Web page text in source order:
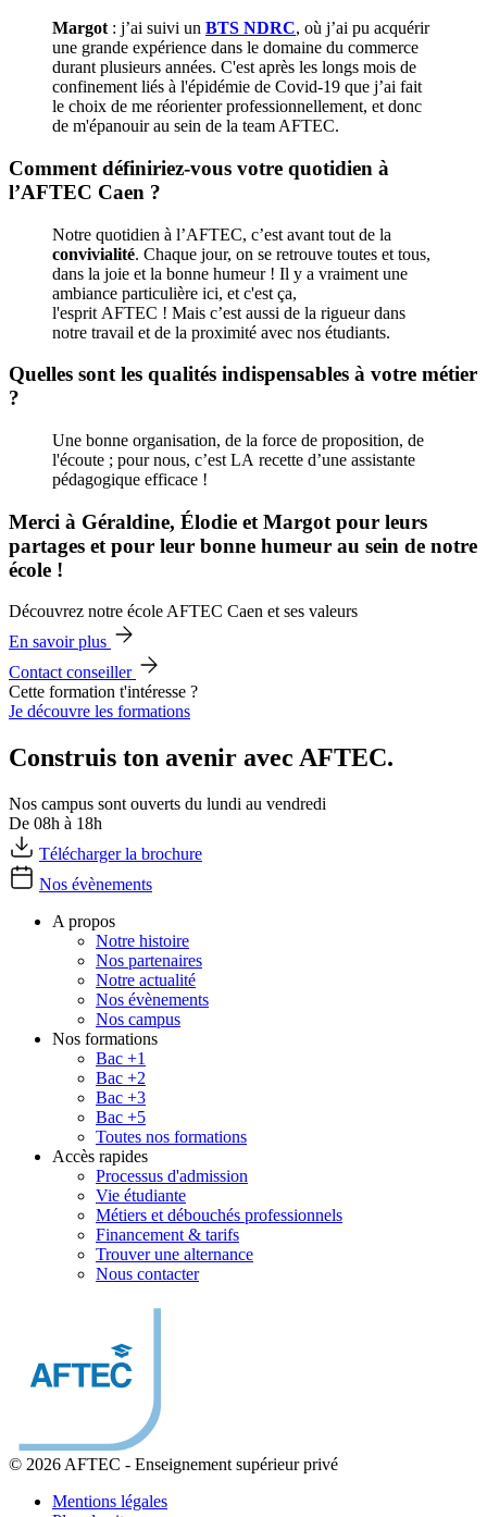
Margot : j’ai suivi un BTS NDRC, où j’ai pu acquérir
une grande expérience dans le domaine du commerce
durant plusieurs années. C'est après les longs mois de
confinement liés à l'épidémie de Covid-19 que j’ai fait
le choix de me réorienter professionnellement, et donc
de m'épanouir au sein de la team AFTEC.
Comment définiriez-vous votre quotidien à
l’AFTEC Caen ?
Notre quotidien à l’AFTEC, c’est avant tout de la
convivialité. Chaque jour, on se retrouve toutes et tous,
dans la joie et la bonne humeur ! Il y a vraiment une
ambiance particulière ici, et c'est ça,
l'esprit AFTEC ! Mais c’est aussi de la rigueur dans
notre travail et de la proximité avec nos étudiants.
Quelles sont les qualités indispensables à votre métier
?
Une bonne organisation, de la force de proposition, de
l'écoute ; pour nous, c’est LA recette d’une assistante
pédagogique efficace !
Merci à Géraldine, Élodie et Margot pour leurs
partages et pour leur bonne humeur au sein de notre
école !
Découvrez notre école AFTEC Caen et ses valeurs
En savoir plus
Contact conseiller
Cette formation t'intéresse ?
Je découvre les formations
Construis ton avenir avec AFTEC.
Nos campus sont ouverts du lundi au vendredi
De 08h à 18h
Télécharger la brochure
Nos évènements
A propos
Notre histoire
Nos partenaires
Notre actualité
Nos évènements
Nos campus
Nos formations
Bac +1
Bac +2
Bac +3
Bac +5
Toutes nos formations
Accès rapides
Processus d'admission
Vie étudiante
Métiers et débouchés professionnels
Financement & tarifs
Trouver une alternance
Nous contacter
© 2026 AFTEC - Enseignement supérieur privé
Mentions légales